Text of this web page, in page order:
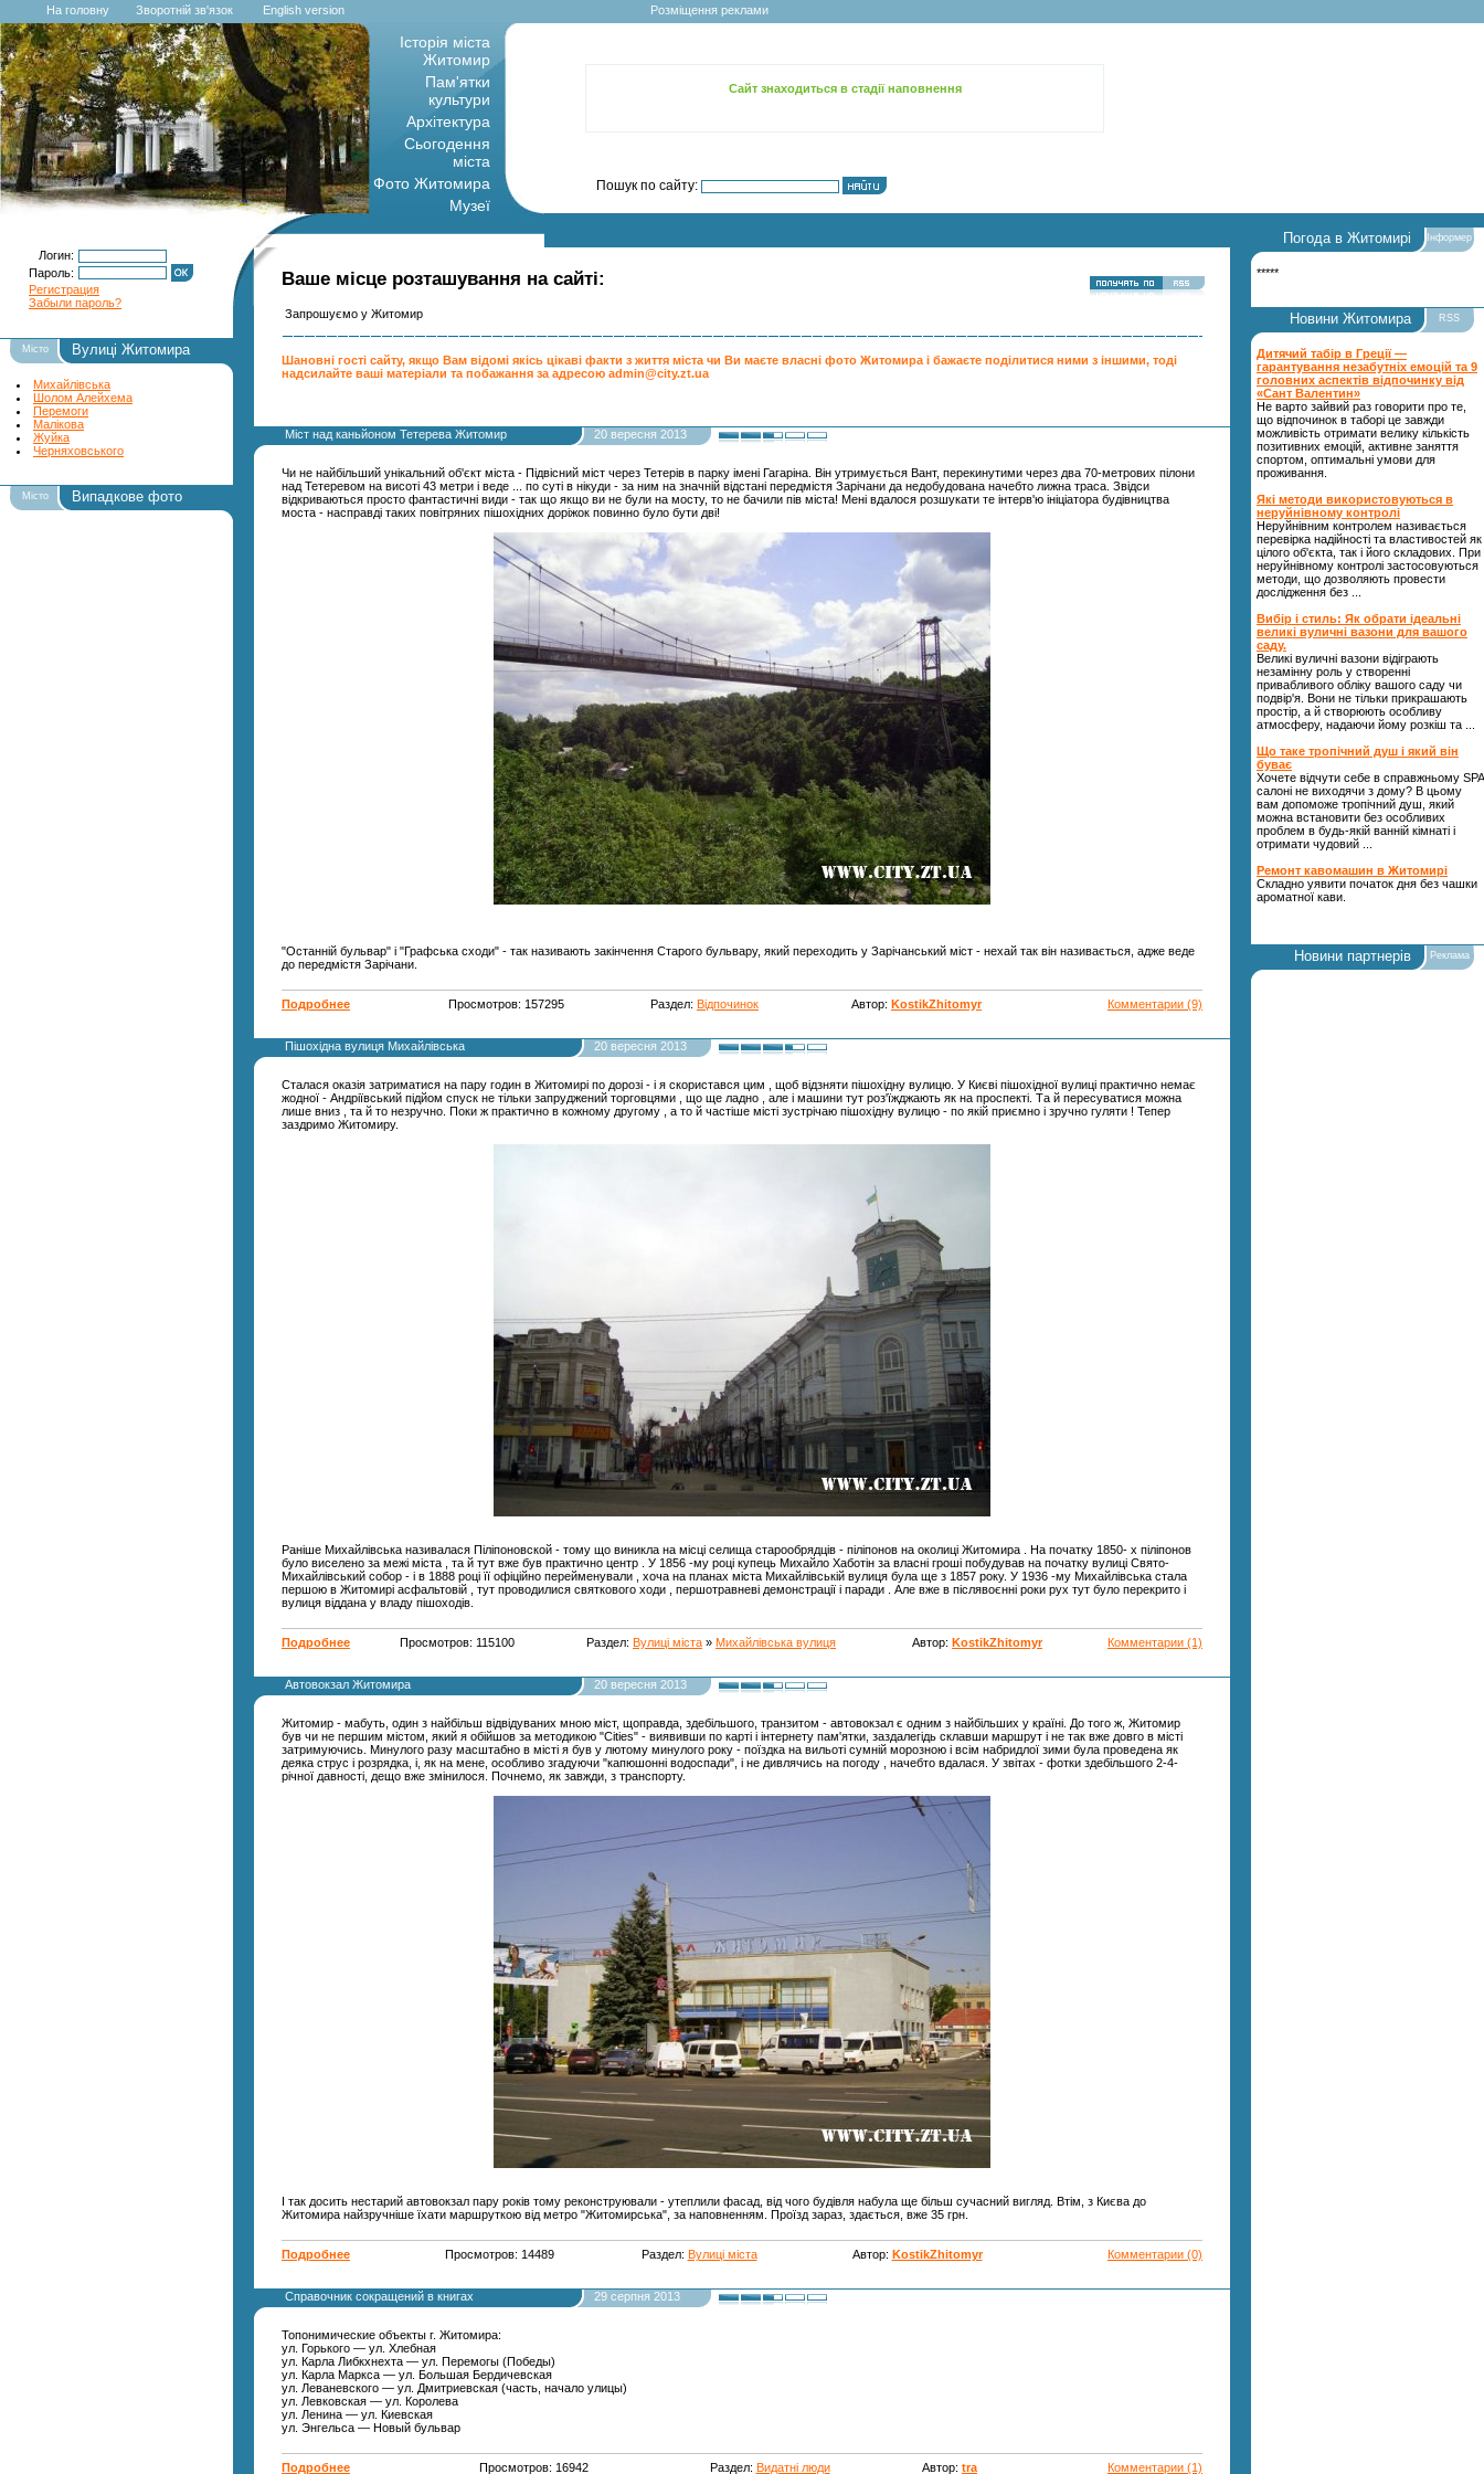
Deprecated: mysql_escape_string(): This function is deprecated; use mysql_real_escape_string() instead. in /var/www/zhitomir/data/www/city.zt.ua/engine/classes/mysqli.class.php on line 162
На головну Зворотній зв'язок English version Розміщення реклами
Історія міста
Житомир
Пам'ятки
культури
Архітектура
Сьогодення
міста
Фото Житомира
Музеї
Сайт знаходиться в стадії наповнення
Пошук по сайту:
Інформер
Погода в Житомирі
*****
RSS
Новини Житомира
Дитячий табір в Греції —
гарантування незабутніх емоцій та 9
головних аспектів відпочинку від
«Сант Валентин»
Не варто зайвий раз говорити про те,
що відпочинок в таборі це завжди
можливість отримати велику кількість
позитивних емоцій, активне заняття
спортом, оптимальні умови для
проживання.
Які методи використовуються в
неруйнівному контролі
Неруйнівним контролем називається
перевірка надійності та властивостей як
цілого об'єкта, так і його складових. При
неруйнівному контролі застосовуються
методи, що дозволяють провести
дослідження без ...
Вибір і стиль: Як обрати ідеальні
великі вуличні вазони для вашого
саду.
Великі вуличні вазони відіграють
незамінну роль у створенні
привабливого обліку вашого саду чи
подвір'я. Вони не тільки прикрашають
простір, а й створюють особливу
атмосферу, надаючи йому розкіш та ...
Що таке тропічний душ і який він
буває
Хочете відчути себе в справжньому SPA
салоні не виходячи з дому? В цьому
вам допоможе тропічний душ, який
можна встановити без особливих
проблем в будь-якій ванній кімнаті і
отримати чудовий ...
Ремонт кавомашин в Житомирі
Складно уявити початок дня без чашки
ароматної кави.
Реклама
Новини партнерів
Логин:
Пароль:
Регистрация
Забыли пароль?
Місто Вулиці Житомира
Михайлівська
Шолом Алейхема
Перемоги
Малікова
Жуйка
Черняховського
Місто Випадкове фото
Ваше місце розташування на сайті:
Запрошуємо у Житомир
Шановні гості сайту, якщо Вам відомі якісь цікаві факти з життя міста чи Ви маєте власні фото Житомира і бажаєте поділитися ними з іншими, тоді
надсилайте ваші матеріали та побажання за адресою admin@city.zt.ua
Міст над каньйоном Тетерева Житомир 20 вересня 2013
Чи не найбільший унікальний об'єкт міста - Підвісний міст через Тетерів в парку імені Гагаріна. Він утримується Вант, перекинутими через два 70-метрових пілони
над Тетеревом на висоті 43 метри і веде ... по суті в нікуди - за ним на значній відстані передмістя Зарічани да недобудована начебто лижна траса. Звідси
відкриваються просто фантастичні види - так що якщо ви не були на мосту, то не бачили пів міста! Мені вдалося розшукати те інтерв'ю ініціатора будівництва
моста - насправді таких повітряних пішохідних доріжок повинно було бути дві!
"Останній бульвар" і "Графська сходи" - так називають закінчення Старого бульвару, який переходить у Зарічанський міст - нехай так він називається, адже веде
до передмістя Зарічани.
Подробнее Просмотров: 157295 Раздел: Відпочинок Автор: KostikZhitomyr Комментарии (9)
Пішохідна вулиця Михайлівська 20 вересня 2013
Сталася оказія затриматися на пару годин в Житомирі по дорозі - і я скористався цим , щоб відзняти пішохідну вулицю. У Києві пішохідної вулиці практично немає
жодної - Андріївський підйом спуск не тільки запруджений торговцями , що ще ладно , але і машини тут роз'їжджають як на проспекті. Та й пересуватися можна
лише вниз , та й то незручно. Поки ж практично в кожному другому , а то й частіше місті зустрічаю пішохідну вулицю - по якій приємно і зручно гуляти ! Тепер
заздримо Житомиру.
Раніше Михайлівська називалася Піліпоновской - тому що виникла на місці селища старообрядців - піліпонов на околиці Житомира . На початку 1850- х піліпонов
було виселено за межі міста , та й тут вже був практично центр . У 1856 -му році купець Михайло Хаботін за власні гроші побудував на початку вулиці Свято-
Михайлівський собор - і в 1888 році її офіційно перейменували , хоча на планах міста Михайлівській вулиця була ще з 1857 року. У 1936 -му Михайлівська стала
першою в Житомирі асфальтовій , тут проводилися святкового ходи , першотравневі демонстрації і паради . Але вже в післявоєнні роки рух тут було перекрито і
вулиця віддана у владу пішоходів.
Подробнее Просмотров: 115100 Раздел: Вулиці міста » Михайлівська вулиця Автор: KostikZhitomyr Комментарии (1)
Автовокзал Житомира 20 вересня 2013
Житомир - мабуть, один з найбільш відвідуваних мною міст, щоправда, здебільшого, транзитом - автовокзал є одним з найбільших у країні. До того ж, Житомир
був чи не першим містом, який я обійшов за методикою "Cities" - виявивши по карті і інтернету пам'ятки, заздалегідь склавши маршрут і не так вже довго в місті
затримуючись. Минулого разу масштабно в місті я був у лютому минулого року - поїздка на вильоті сумній морозною і всім набридлої зими була проведена як
деяка струс і розрядка, і, як на мене, особливо згадуючи "капюшонні водоспади", і не дивлячись на погоду , начебто вдалася. У звітах - фотки здебільшого 2-4-
річної давності, дещо вже змінилося. Почнемо, як завжди, з транспорту.
І так досить нестарий автовокзал пару років тому реконструювали - утеплили фасад, від чого будівля набула ще більш сучасний вигляд. Втім, з Києва до
Житомира найзручніше їхати маршруткою від метро "Житомирська", за наповненням. Проїзд зараз, здається, вже 35 грн.
Подробнее Просмотров: 14489 Раздел: Вулиці міста Автор: KostikZhitomyr Комментарии (0)
Справочник сокращений в книгах 29 серпня 2013
Топонимические объекты г. Житомира:
ул. Горького — ул. Хлебная
ул. Карла Либкхнехта — ул. Перемогы (Победы)
ул. Карла Маркса — ул. Большая Бердичевская
ул. Леваневского — ул. Дмитриевская (часть, начало улицы)
ул. Левковская — ул. Королева
ул. Ленина — ул. Киевская
ул. Энгельса — Новый бульвар
Подробнее Просмотров: 16942 Раздел: Видатні люди Автор: tra Комментарии (1)